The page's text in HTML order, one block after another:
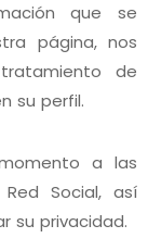
que se
página, nos
de
su perfil.
a las
Social, así
su privacidad.